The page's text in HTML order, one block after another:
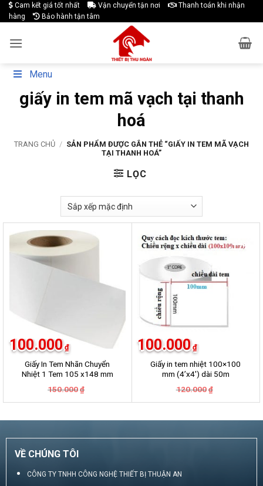
Skip
to
Cam kết giá tốt nhất Vận chuyển tận nơi
Thanh toán khi nhận
hàng
Bảo hành tận tâm
Menu
giấy in tem mã vạch tại thanh
hoá
TRANG CHỦ / SẢN PHẨM ĐƯỢC GẮN THẺ “GIẤY IN TEM MÃ VẠCH
TẠI THANH HOÁ”
LỌC
Giấy In Tem Nhãn Chuyển
Nhiệt 1 Tem 105 x148 mm
150.000 ₫
là:
100.000 ₫
tại
100.000₫.
-17%
Giấy in tem nhiệt 100×100
mm (4’x4′) dài 50m
120.000 ₫
là:
100.000 ₫
tại
100.000₫.
VỀ CHÚNG TÔI
CÔNG TY TNHH CÔNG NGHỆ THIẾT BỊ THUẬN AN